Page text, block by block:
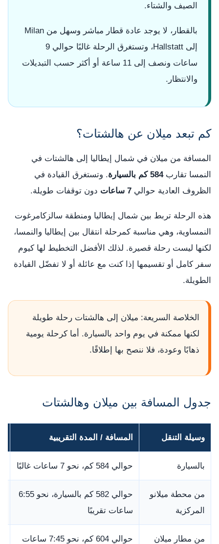
الصيف والشتاء.
بالقطار، لا يوجد عادة قطار مباشر وسهل من Milan
إلى Hallstatt، وتستغرق الرحلة غالبًا حوالي 9
ساعات ونصف إلى 11 ساعة أو أكثر حسب التبديلات
والانتظار.
كم تبعد ميلان عن هالشتات؟
المسافة من ميلان في شمال إيطاليا إلى هالشتات في
النمسا تقارب584 كم بالسيارة
. وتستغرق القيادة في
الظروف العادية حوالي 7 ساعات دون توقفات طويلة.
هذه الرحلة تربط بين شمال إيطاليا ومنطقة سالزكامرغوت
النمساوية، وهي مناسبة كمرحلة انتقال بين إيطاليا والنمسا،
لكنها ليست رحلة قصيرة. لذلك الأفضل التخطيط لها كيوم
سفر كامل أو تقسيمها إذا كنت مع عائلة أو لا تفضّل القيادة
الطويلة.
الخلاصة السريعة: ميلان إلى هالشتات رحلة طويلة
لكنها ممكنة في يوم واحد بالسيارة. أما كرحلة يومية
ذهابًا وعودة، فلا ننصح بها إطلاقًا.
جدول المسافة بين ميلان وهالشتات
وسيلة التنقل المسافة / المدة التقريبية
بالسيارة حوالي 584 كم، نحو 7 ساعات غالبًا
من محطة ميلانو
المركزية
حوالي 582 كم بالسيارة، نحو 6:55
ساعات تقريبًا
من مطار ميلان
حوالي 604 كم، نحو 7:45 ساعات